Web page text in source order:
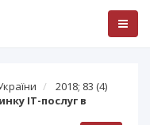
2018; 83 (4)
IT-послуг в